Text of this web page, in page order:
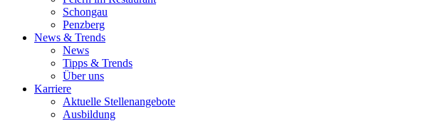
Schongau
Penzberg
News & Trends
News
Tipps & Trends
Über uns
Karriere
Aktuelle Stellenangebote
Ausbildung